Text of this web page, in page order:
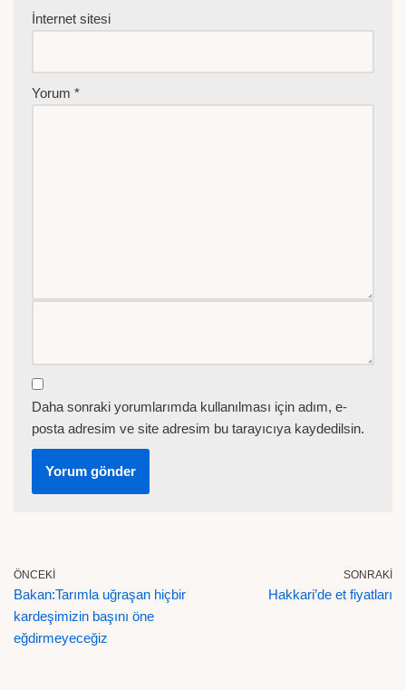
İnternet sitesi
Yorum *
Daha sonraki yorumlarımda kullanılması için adım, e-
posta adresim ve site adresim bu tarayıcıya kaydedilsin.
ÖNCEKI
Bakan:Tarımla uğraşan hiçbir
kardeşimizin başını öne
eğdirmeyeceğiz
SONRAKI
Hakkari’de et fiyatları